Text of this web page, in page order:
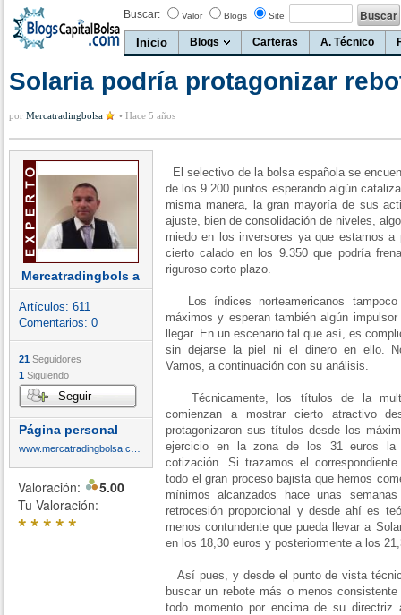
Buscar: Valor Blogs Site
Inicio Blogs Carteras A. Técnico
Solaria podría protagonizar
por Mercatradingbolsa • Hace 5 años
Mercatradingbols a
Artículos: 611
Comentarios: 0
21 Seguidores
1 Siguiendo
Seguir
Página personal
Valoración:
5.00
Tu Valoración:
*****
El selectivo de la bolsa española se
de los 9.200 puntos esperando algún
misma manera, la gran mayoría de sus
ajuste, bien de consolidación de niveles,
miedo en los inversores ya que estamos
cierto calado en los 9.350 que podría
riguroso corto plazo.
Los índices norteamericanos
máximos y esperan también algún
llegar. En un escenario tal que así, es
sin dejarse la piel ni el dinero en ello.
Vamos, a continuación con su análisis.
Técnicamente, los títulos de la
comienzan a mostrar cierto atractivo
protagonizaron sus títulos desde los
ejercicio en la zona de los 31 euros la
cotización. Si trazamos el
todo el gran proceso bajista que hemos
mínimos alcanzados hace unas
retrocesión proporcional y desde ahí es
menos contundente que pueda llevar a
en los 18,30 euros y posteriormente a los
Así pues, y desde el punto de vista
buscar un rebote más o menos
todo momento por encima de su